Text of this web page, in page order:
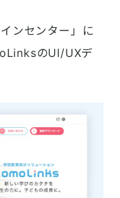
ンセンター」に
のUI/UXデ